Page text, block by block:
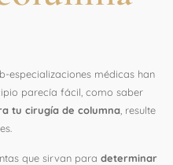
especializaciones médicas han
parecía fácil, como saber
tu cirugía de columna , resulte
que sirvan para determinar